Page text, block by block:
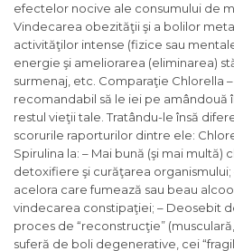
efectelor nocive ale consumului de
Vindecarea obezităţii şi a bolilor
activităţilor intense (fizice sau
energie şi ameliorarea (eliminarea)
surmenaj, etc. Comparaţie Chlorella
recomandabil să le iei pe amândouă
restul vieţii tale. Tratându-le însă
scorurile raporturilor dintre ele:
Spirulina la: – Mai bună (şi mai multă)
detoxifiere şi curăţarea organismului;
acelora care fumează sau beau
vindecarea constipaţiei; – Deosebit
proces de “reconstrucţie”
suferă de boli degenerative, cei